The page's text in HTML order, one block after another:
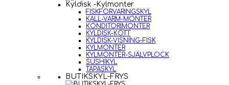
Kyldisk -Kylmonter
FISKFÖRVARINGSKYL
KALL-VARM-MONTER
KONDITORIMONTER
KYLDISK-KÖTT
KYLDISK-VISNING-FISK
KYLMONTER
KYLMONTER-SJÄLVPLOCK
SUSHIKYL
TAPASKYL
BUTIKSKYL-FRYS